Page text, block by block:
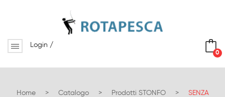
0
Login /
Home > Catalogo > Prodotti STONFO >
SENZA